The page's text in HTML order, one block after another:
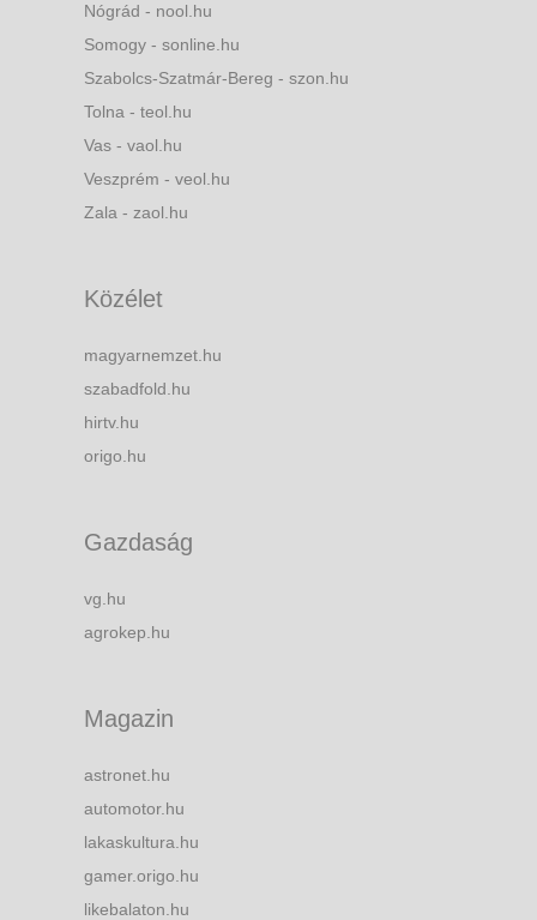
Nógrád - nool.hu
Somogy - sonline.hu
Szabolcs-Szatmár-Bereg - szon.hu
Tolna - teol.hu
Vas - vaol.hu
Veszprém - veol.hu
Zala - zaol.hu
Közélet
magyarnemzet.hu
szabadfold.hu
hirtv.hu
origo.hu
Gazdaság
vg.hu
agrokep.hu
Magazin
astronet.hu
automotor.hu
lakaskultura.hu
gamer.origo.hu
likebalaton.hu